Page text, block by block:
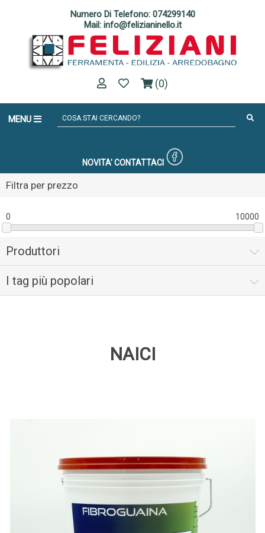
Numero Di Telefono: 074299140
Mail: info@felizianinello.it
(0)
MENU
NOVITA' CONTATTACI
Filtra per prezzo
0 10000
Produttori
I tag più popolari
NAICI